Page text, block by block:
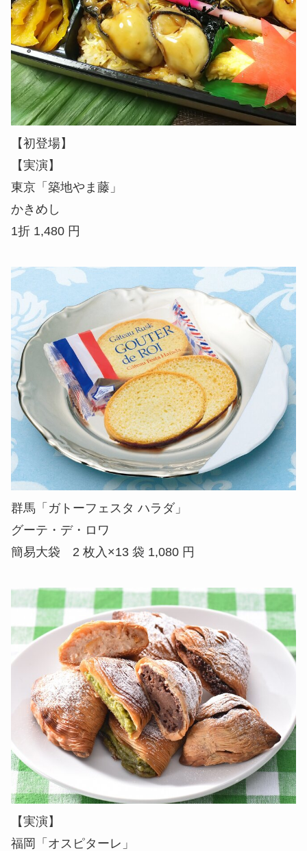
【初登場】
【実演】
東京「築地やま藤」
かきめし
1折 1,480 円
群馬「ガトーフェスタ ハラダ」
グーテ・デ・ロワ
簡易大袋 2 枚入×13 袋 1,080 円
【実演】
福岡「オスピターレ」